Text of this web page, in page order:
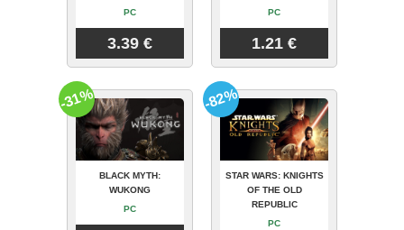
PC
3.39 €
PC
1.21 €
BLACK MYTH:
WUKONG
PC
-31%
STAR WARS: KNIGHTS
OF THE OLD
REPUBLIC
PC
-82%